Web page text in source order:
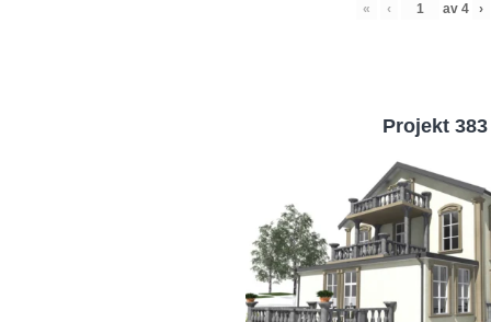
« ‹ av 4 ›
Projekt 383